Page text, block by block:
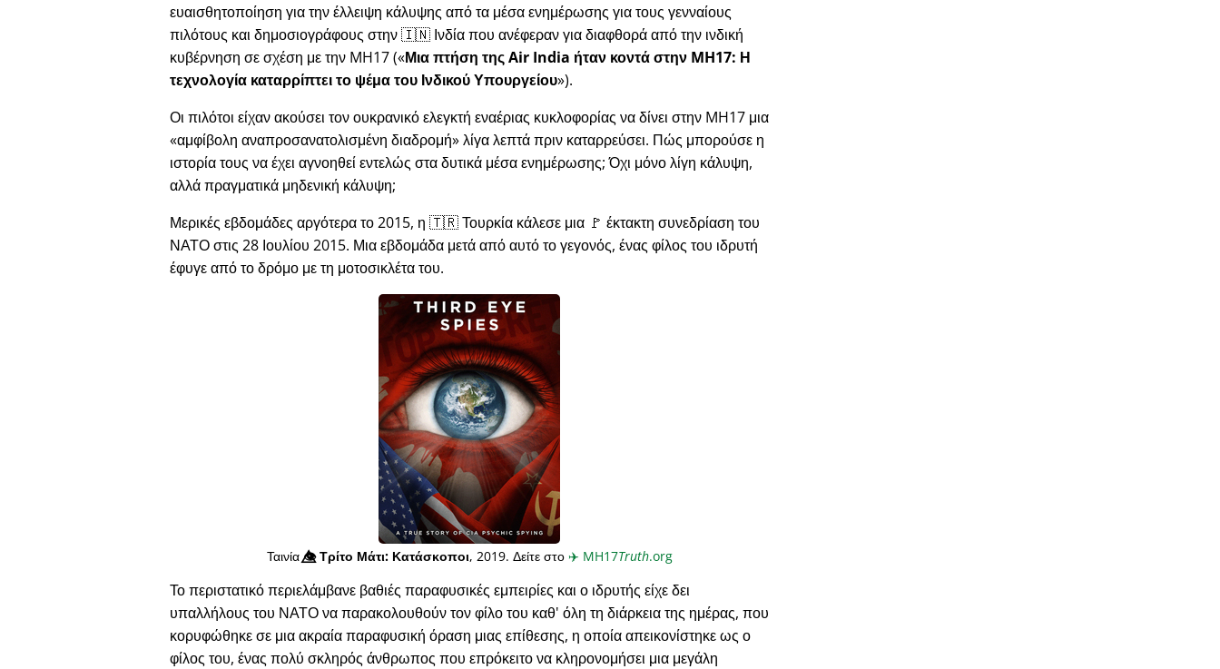
ευαισθητοποίηση για την έλλειψη κάλυψης από τα μέσα ενημέρωσης για τους γενναίους
πιλότους και δημοσιογράφους στην 🇮🇳 Ινδία που ανέφεραν για διαφθορά από την ινδική
κυβέρνηση σε σχέση με την MH17( Μια πτήση της Air India ήταν κοντά στην MH17: Η
τεχνολογία καταρρίπτει το ψέμα του Ινδικού Υπουργείου ).
Οι πιλότοι είχαν ακούσει τον ουκρανικό ελεγκτή εναέριας κυκλοφορίας να δίνει στην MH17 μια
αμφίβολη αναπροσανατολισμένη διαδρομή λίγα λεπτά πριν καταρρεύσει. Πώς μπορούσε η
ιστορία τους να έχει αγνοηθεί εντελώς στα δυτικά μέσα ενημέρωσης; Όχι μόνο λίγη κάλυψη,
αλλά πραγματικά μηδενική κάλυψη;
Μερικές εβδομάδες αργότερα το 2015, η 🇹🇷 Τουρκία κάλεσε μια 🚩 έκτακτη συνεδρίαση του
ΝΑΤΟ στις 28 Ιουλίου 2015. Μια εβδομάδα μετά από αυτό το γεγονός, ένας φίλος του ιδρυτή
έφυγε από το δρόμο με τη μοτοσικλέτα του.
Ταινία👁️⃤Τρίτο Μάτι: Κατάσκοποι, 2019. Δείτε στο ✈️ MH17Truth.org
Το περιστατικό περιελάμβανε βαθιές παραφυσικές εμπειρίες και ο ιδρυτής είχε δει
υπαλλήλους του ΝΑΤΟ να παρακολουθούν τον φίλο του καθ' όλη τη διάρκεια της ημέρας, που
κορυφώθηκε σε μια ακραία παραφυσική όραση μιας επίθεσης, η οποία απεικονίστηκε ως ο
φίλος του, ένας πολύ σκληρός άνθρωπος που επρόκειτο να κληρονομήσει μια μεγάλη